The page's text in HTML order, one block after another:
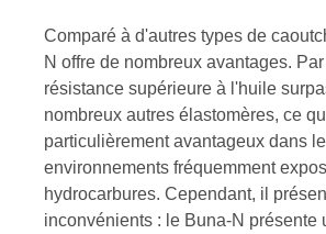
Comparé à d'autres types de
N offre de nombreux avantages.
résistance supérieure à l'huile
nombreux autres élastomères, ce
particulièrement avantageux dans
environnements fréquemment
hydrocarbures. Cependant, il
inconvénients : le Buna-N présente